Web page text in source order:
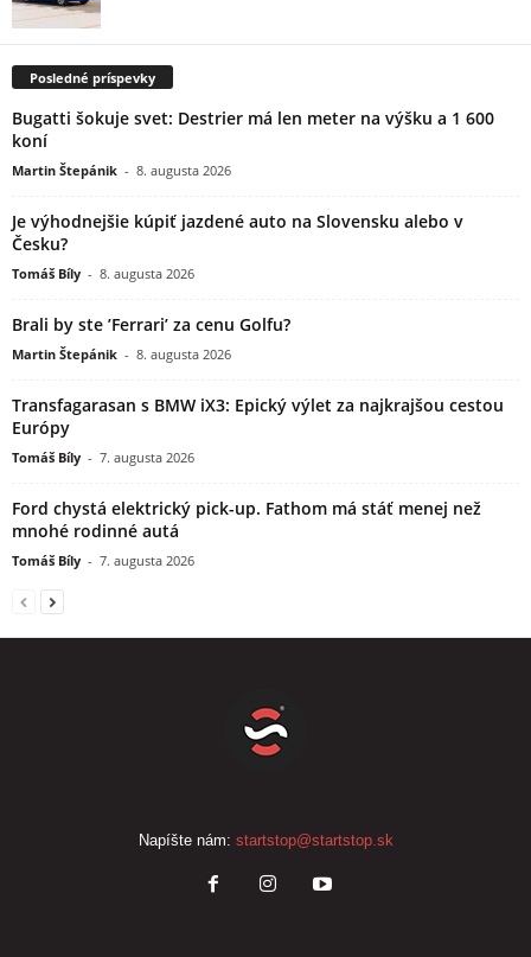
Posledné príspevky
Bugatti šokuje svet: Destrier má len meter na výšku a 1 600
koní
Martin Štepánik - 8. augusta 2026
Je výhodnejšie kúpiť jazdené auto na Slovensku alebo v
Česku?
Tomáš Bíly - 8. augusta 2026
Brali by ste ’Ferrari’ za cenu Golfu?
Martin Štepánik - 8. augusta 2026
Transfagarasan s BMW iX3: Epický výlet za najkrajšou cestou
Európy
Tomáš Bíly - 7. augusta 2026
Ford chystá elektrický pick-up. Fathom má stáť menej než
mnohé rodinné autá
Tomáš Bíly - 7. augusta 2026
Napíšte nám: startstop@startstop.sk